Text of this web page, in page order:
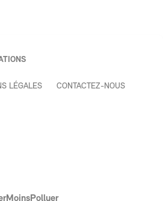
LÉGALES CONTACTEZ-NOUS